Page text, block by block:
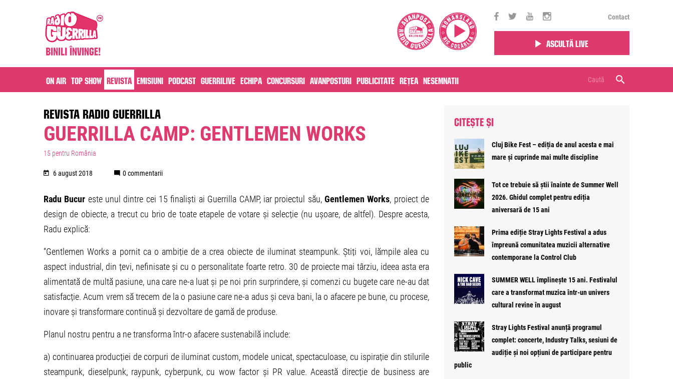
Contact
Ascultă live
On air Top Show Revista Emisiuni Podcast Guerrilive Echipa Concursuri Avanposturi Publicitate Rețea Nesemnatii
REVISTA RADIO GUERRILLA
GUERRILLA CAMP: GENTLEMEN WORKS
15 pentru România
6 august 2018 0 commentarii
Radu Bucur este unul dintre cei 15 finaliști ai Guerrilla CAMP, iar proiectul său, Gentlemen Works, proiect de
design de obiecte, a trecut cu brio de toate etapele de votare și selecție (nu ușoare, de altfel). Despre acesta,
Radu explică:
“Gentlemen Works a pornit ca o ambiție de a crea obiecte de iluminat steampunk. Știți voi, lămpile alea cu
aspect industrial, din țevi, nefinisate și cu o personalitate foarte retro. 30 de proiecte mai târziu, ideea asta era
alimentată de multă pasiune, una care ne-a luat și pe noi prin surprindere, și comenzi cu bugete care ne-au dat
satisfacție. Acum vrem să trecem de la o pasiune care ne-a adus și ceva bani, la o afacere pe bune, cu procese,
inovare și transformare continuă și dezvoltare de gamă de produse.
Planul nostru pentru a ne transforma într-o afacere sustenabilă include:
a) continuarea producției de corpuri de iluminat custom, modele unicat, spectaculoase, cu ispirație din stilurile
steampunk, dieselpunk, raypunk, cyberpunk, cu wow factor și PR value. Această direcție de business are
CITEȘTE ȘI
Cluj Bike Fest – ediția de anul acesta e mai
mare și cuprinde mai multe discipline
Tot ce trebuie să știi înainte de Summer Well
2026. Ghidul complet pentru ediția
aniversară de 15 ani
Prima ediție Stray Lights Festival a adus
împreună comunitatea muzicii alternative
contemporane la Control Club
SUMMER WELL împlinește 15 ani. Festivalul
care a transformat muzica într-un univers
cultural revine în august
Stray Lights Festival anunță programul
complet: concerte, Industry Talks, sesiuni de
audiție și noi opțiuni de participare pentru
public